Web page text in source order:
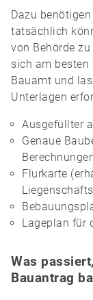
Dazu
tatsächlich
von Behörde
sich am besten
Bauamt und
Unterlagen
Ausgefüllter
Genaue
Flurkarte
Lageplan für
Was
Bauantrag